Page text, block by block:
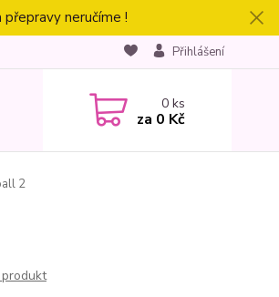
neručíme !
Přihlášení
0ks
za 0 Kč
2